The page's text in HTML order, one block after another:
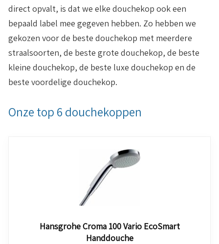
direct opvalt, is dat we elke douchekop ook een
bepaald label mee gegeven hebben. Zo hebben we
gekozen voor de beste douchekop met meerdere
straalsoorten, de beste grote douchekop, de beste
kleine douchekop, de beste luxe douchekop en de
beste voordelige douchekop.
Onze top 6 douchekoppen
Hansgrohe Croma 100 Vario EcoSmart
Handdouche